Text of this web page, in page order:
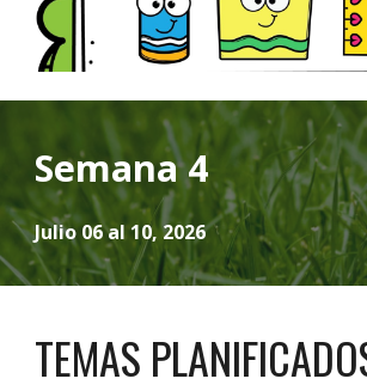
Semana 4
Julio 06 al 10, 2026
TEMAS